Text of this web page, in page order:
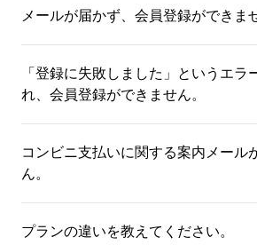
メールが届かず、会員登録ができま
「登録に失敗しました」というエラ
れ、会員登録ができません。
コンビニ支払いに関する案内メール
ん。
プランの違いを教えてください。